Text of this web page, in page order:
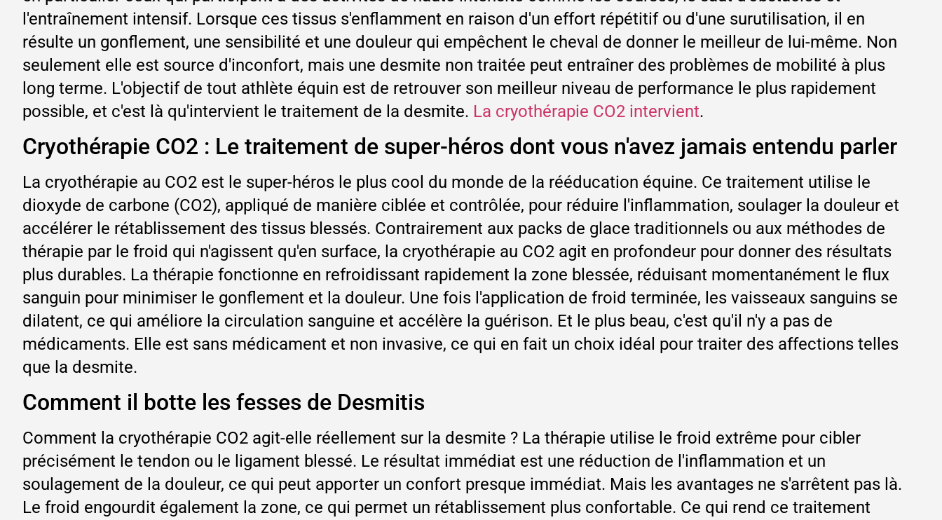
l'entraînement intensif. Lorsque ces tissus s'enflamment en raison d'un effort répétitif ou d'une surutilisation, il en
résulte un gonflement, une sensibilité et une douleur qui empêchent le cheval de donner le meilleur de lui-même. Non
seulement elle est source d'inconfort, mais une desmite non traitée peut entraîner des problèmes de mobilité à plus
long terme. L'objectif de tout athlète équin est de retrouver son meilleur niveau de performance le plus rapidement
possible, et c'est là qu'intervient le traitement de la desmite. La cryothérapie CO2 intervient.
Cryothérapie CO2 : Le traitement de super-héros dont vous n'avez jamais entendu parler
La cryothérapie au CO2 est le super-héros le plus cool du monde de la rééducation équine. Ce traitement utilise le
dioxyde de carbone (CO2), appliqué de manière ciblée et contrôlée, pour réduire l'inflammation, soulager la douleur et
accélérer le rétablissement des tissus blessés. Contrairement aux packs de glace traditionnels ou aux méthodes de
thérapie par le froid qui n'agissent qu'en surface, la cryothérapie au CO2 agit en profondeur pour donner des résultats
plus durables. La thérapie fonctionne en refroidissant rapidement la zone blessée, réduisant momentanément le flux
sanguin pour minimiser le gonflement et la douleur. Une fois l'application de froid terminée, les vaisseaux sanguins se
dilatent, ce qui améliore la circulation sanguine et accélère la guérison. Et le plus beau, c'est qu'il n'y a pas de
médicaments. Elle est sans médicament et non invasive, ce qui en fait un choix idéal pour traiter des affections telles
que la desmite.
Comment il botte les fesses de Desmitis
Comment la cryothérapie CO2 agit-elle réellement sur la desmite ? La thérapie utilise le froid extrême pour cibler
précisément le tendon ou le ligament blessé. Le résultat immédiat est une réduction de l'inflammation et un
soulagement de la douleur, ce qui peut apporter un confort presque immédiat. Mais les avantages ne s'arrêtent pas là.
Le froid engourdit également la zone, ce qui permet un rétablissement plus confortable. Ce qui rend ce traitement